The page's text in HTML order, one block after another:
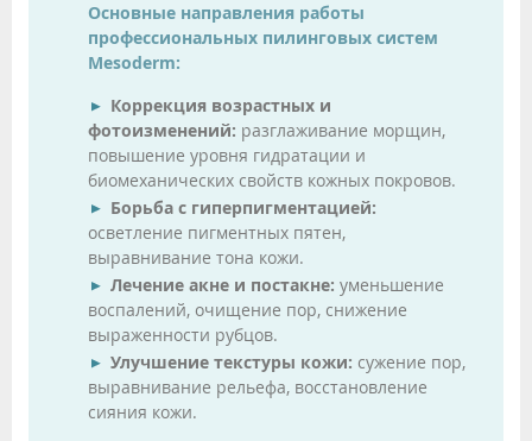
Основные направления работы
профессиональных пилинговых систем
Mesoderm:
Коррекция возрастных и
фотоизменений: разглаживание морщин,
повышение уровня гидратации и
биомеханических свойств кожных покровов.
Борьба с гиперпигментацией:
осветление пигментных пятен,
выравнивание тона кожи.
Лечение акне и постакне: уменьшение
воспалений, очищение пор, снижение
выраженности рубцов.
Улучшение текстуры кожи: сужение пор,
выравнивание рельефа, восстановление
сияния кожи.